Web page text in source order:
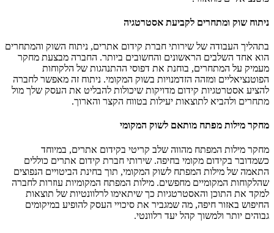
ניתוח שוק ומתחרים לקביעת אסטרטגיה
בתהליך העבודה של שירותי חברת קידום אתרים, ניתוח השוק והמתחרים
הוא אחד השלבים הראשונים והחשובים ביותר. החברה מבצעת מחקר
מעמיק על המתחרים, בוחנת את דפוסי ההתנהגות של הלקוחות
הפוטנציאליים ומזהה הזדמנויות בשוק המקומי. ניתוח זה מאפשר לחברה
להציע אסטרטגיות קידום מדויקות שיכולות להבליט את העסק שלך מול
מתחרים ולהביא לתוצאות יעילות בטווח הקצר והארוך.
מחקר מילות מפתח מותאם לשוק המקומי
מחקר מילות המפתח מהווה שלב קריטי בקידום אתרים, במיוחד
כשמדובר בקידום מקומי בחיפה. שירותי חברת קידום אתרים כוללים
התאמה של מילות המפתח לשוק המקומי, תוך בחינת הביטויים הנפוצים
שהלקוחות המקומיים מחפשים. מילות המפתח המקומיות עוזרות לחברה
למקד את התוכן והאסטרטגיות כך שיתאימו לרלוונטיות של תוצאות
החיפוש באזור חיפה, מה שמגביר את סיכויי העסק להופיע במיקומים
גבוהים יותר ולמשוך קהל יעד רלוונטי.